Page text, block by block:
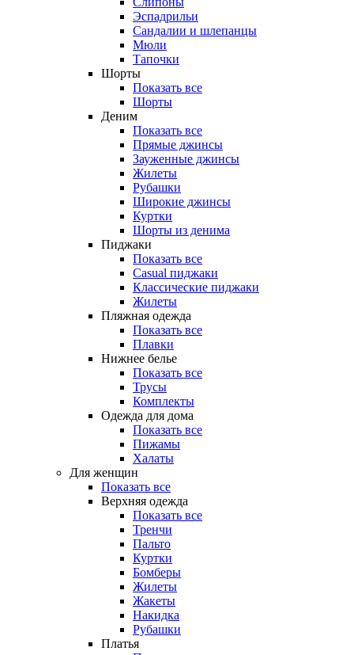
Эспадрильи
Сандалии и шлепанцы
Мюли
Тапочки
Шорты
Показать все
Шорты
Деним
Показать все
Прямые джинсы
Зауженные джинсы
Жилеты
Рубашки
Широкие джинсы
Куртки
Шорты из денима
Пиджаки
Показать все
Casual пиджаки
Классические пиджаки
Жилеты
Пляжная одежда
Показать все
Плавки
Нижнее белье
Показать все
Трусы
Комплекты
Одежда для дома
Показать все
Пижамы
Халаты
Для женщин
Показать все
Верхняя одежда
Показать все
Тренчи
Пальто
Куртки
Бомберы
Жилеты
Жакеты
Накидка
Рубашки
Платья